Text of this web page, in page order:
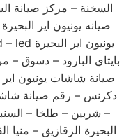
السخنة – مركز صيانة
صيانه يونيون اير
بايتاي البارود – دسوق
صيانة شاشات يونيون
دكرنس – رقم صيانة
– شربين – طلخا –
البحيرة الزقازيق – منيا